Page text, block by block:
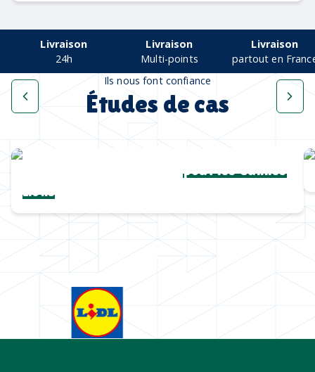
Livraison
24h
Livraison
Multi-points
Livraison
partout en
Ils nous font confiance
Études de cas
Une collection complètepour les Cannes
Lions